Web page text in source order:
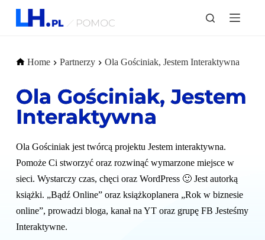
P
d
Home Partnerzy Ola Gościniak, Jestem Interaktywna
Ola Gościniak, Jestem
Interaktywna
Ola Gościniak jest twórcą projektu Jestem interaktywna.
Pomoże Ci stworzyć oraz rozwinąć wymarzone miejsce w
sieci. Wystarczy czas, chęci oraz WordPress 🙂 Jest autorką
książki. „Bądź Online” oraz książkoplanera „Rok w biznesie
online”, prowadzi bloga, kanał na YT oraz grupę FB Jesteśmy
Interaktywne.